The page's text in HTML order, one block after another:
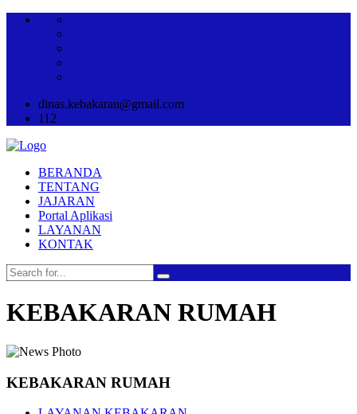
dinas.kebakaran@gmail.com
112
BERANDA
TENTANG
JAJARAN
Portal Aplikasi
LAYANAN
KONTAK
KEBAKARAN RUMAH
KEBAKARAN RUMAH